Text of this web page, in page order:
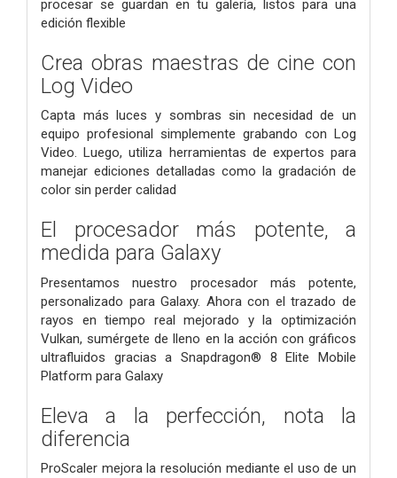
procesar se guardan en tu galería, listos para una
edición flexible
Crea obras maestras de cine con
Log Video
Capta más luces y sombras sin necesidad de un
equipo profesional simplemente grabando con Log
Video. Luego, utiliza herramientas de expertos para
manejar ediciones detalladas como la gradación de
color sin perder calidad
El procesador más potente, a
medida para Galaxy
Presentamos nuestro procesador más potente,
personalizado para Galaxy. Ahora con el trazado de
rayos en tiempo real mejorado y la optimización
Vulkan, sumérgete de lleno en la acción con gráficos
ultrafluidos gracias a Snapdragon® 8 Elite Mobile
Platform para Galaxy
Eleva a la perfección, nota la
diferencia
ProScaler mejora la resolución mediante el uso de un